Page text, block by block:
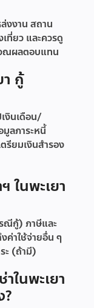
งงาน สถาน
ที่ยว และควรดู
ณผลตอบแทน
กู้
งินเดือน/
ลภาระหนี้
รียมเงินสำรอง
ในพะเยา
ณีกู้) ภาษีและ
ค่าใช้จ่ายอื่น ๆ
ะ (ถ้ามี)
ในพะเยา